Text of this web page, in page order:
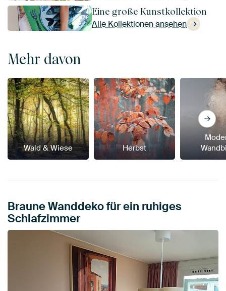
Eine große Kunstkollektion
Alle Kollektionen ansehen
Mehr davon
Wald & Wiese Herbst
Braune Wanddeko für ein ruhiges
Schlafzimmer